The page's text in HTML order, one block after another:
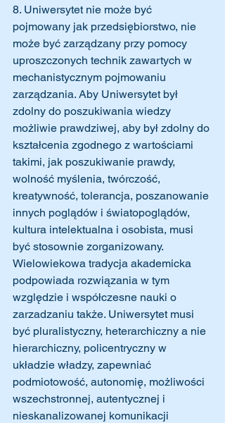
8. Uniwersytet nie może być
pojmowany jak przedsiębiorstwo, nie
może być zarządzany przy pomocy
uproszczonych technik zawartych w
mechanistycznym pojmowaniu
zarządzania. Aby Uniwersytet był
zdolny do poszukiwania wiedzy
możliwie prawdziwej, aby był zdolny do
kształcenia zgodnego z wartościami
takimi, jak poszukiwanie prawdy,
wolność myślenia, twórczość,
kreatywność, tolerancja, poszanowanie
innych poglądów i światopoglądów,
kultura intelektualna i osobista, musi
być stosownie zorganizowany.
Wielowiekowa tradycja akademicka
podpowiada rozwiązania w tym
względzie i współczesne nauki o
zarzadzaniu także. Uniwersytet musi
być pluralistyczny, heterarchiczny a nie
hierarchiczny, policentryczny w
układzie władzy, zapewniać
podmiotowość, autonomię, możliwości
wszechstronnej, autentycznej i
nieskanalizowanej komunikacji